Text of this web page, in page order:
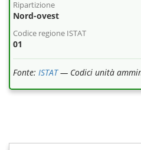
Ripartizione
Nord-ovest
Codice regione ISTAT
01
Fonte: ISTAT— Codici unità